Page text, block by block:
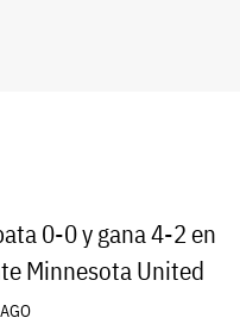
0-0 y gana 4-2 en
Minnesota United